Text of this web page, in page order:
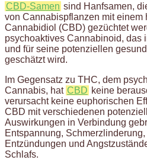
CBD-Samen sind Hanfsamen,
von Cannabispflanzen mit einem
Cannabidiol (CBD) gezüchtet
psychoaktives Cannabinoid, das
und für seine potenziellen
geschätzt wird.
Im Gegensatz zu THC, dem
Cannabis, hat CBD keine
verursacht keine euphorischen
CBD mit verschiedenen
Auswirkungen in Verbindung
Entspannung,
Entzündungen und
Schlafs.